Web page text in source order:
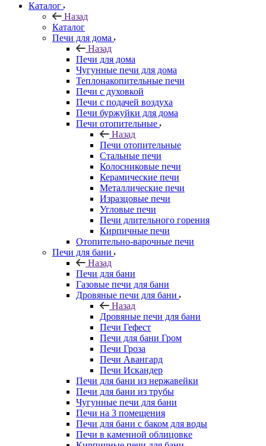
Каталог
Назад
Каталог
Печи для дома
Назад
Печи для дома
Чугунные печи для дома
Теплонакопительные печи
Печи с духовкой
Печи с подачей воздуха
Печи буржуйки для дома
Печи отопительные
Назад
Печи отопительные
Стальные печи
Колосниковые печи
Керамические печи
Металлические печи
Изразцовые печи
Угловые печи
Печи длительного горения
Кирпичные печи
Отопительно-варочные печи
Печи для бани
Назад
Печи для бани
Газовые печи для бани
Дровяные печи для бани
Назад
Дровяные печи для бани
Печи Гефест
Печи для бани Гром
Печи Гроза
Печи Авангард
Печи Искандер
Печи для бани из нержавейки
Печи для бани из трубы
Чугунные печи для бани
Печи на 3 помещения
Печи для бани с баком для воды
Печи в каменной облицовке